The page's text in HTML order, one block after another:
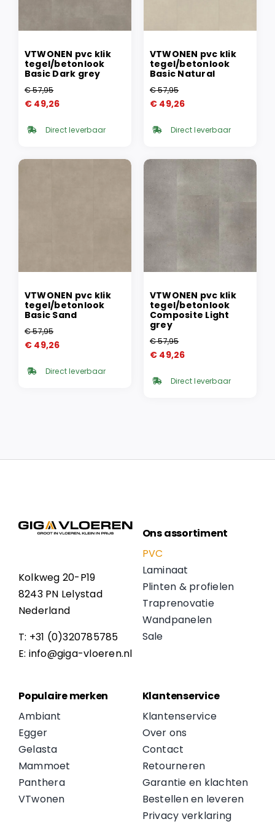
VTWONEN pvc klik
tegel/betonlook
Basic Dark grey
€57,95
Oorspronkelijke
was:
€ 49,26
Huidige
is: Direct leverbaar
VTWONEN pvc klik
tegel/betonlook
Basic Natural
€57,95
Oorspronkelijke
was:
€ 49,26
Huidige
is: Direct leverbaar
VTWONEN pvc klik
tegel/betonlook
Basic Sand
€57,95
Oorspronkelijke
was:
€ 49,26
Huidige
is: Direct leverbaar
VTWONEN pvc klik
tegel/betonlook
Composite Light
grey
€57,95
Oorspronkelijke
was:
€ 49,26
Huidige
is: Direct leverbaar
Kolkweg 20-P19
8243 PN Lelystad
Nederland
T: +31 (0)320785785
E: info@giga-vloeren.nl
Ons assortiment
PVC
Laminaat
Plinten & profielen
Traprenovatie
Wandpanelen
Sale
Populaire merken
Ambiant
Egger
Gelasta
Mammoet
Panthera
VTwonen
Klantenservice
Klantenservice
Over ons
Contact
Retourneren
Garantie en klachten
Bestellen en leveren
Privacy verklaring